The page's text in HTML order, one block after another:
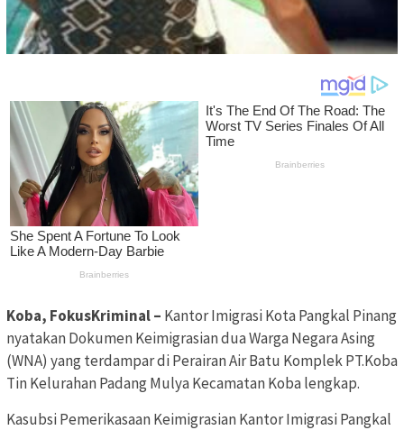
Koba, FokusKriminal – Kantor Imigrasi Kota Pangkal Pinang
nyatakan Dokumen Keimigrasian dua Warga Negara Asing
(WNA) yang terdampar di Perairan Air Batu Komplek PT.Koba
Tin Kelurahan Padang Mulya Kecamatan Koba lengkap.
Kasubsi Pemerikasaan Keimigrasian Kantor Imigrasi Pangkal